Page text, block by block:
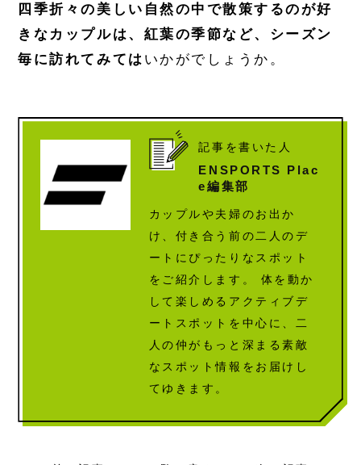
四季折々の美しい自然の中で散策するのが好
きなカップルは、紅葉の季節など、シーズン
毎に訪れてみては いかがでしょうか。
記事を書いた人
ENSPORTS Plac
e編集部
カップルや夫婦のお出か
け、付き合う前の二人のデ
ートにぴったりなスポット
をご紹介します。 体を動か
して楽しめるアクティブデ
ートスポットを中心に、二
人の仲がもっと深まる素敵
なスポット情報をお届けし
てゆきます。